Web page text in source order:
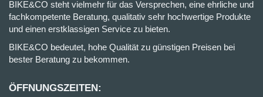
BIKE&CO steht vielmehr für das Versprechen, eine ehrliche und
fachkompetente Beratung, qualitativ sehr hochwertige Produkte
und einen erstklassigen Service zu bieten.
BIKE&CO bedeutet, hohe Qualität zu günstigen Preisen bei
bester Beratung zu bekommen.
ÖFFNUNGSZEITEN: